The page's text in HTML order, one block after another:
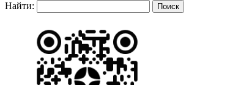
Найти: